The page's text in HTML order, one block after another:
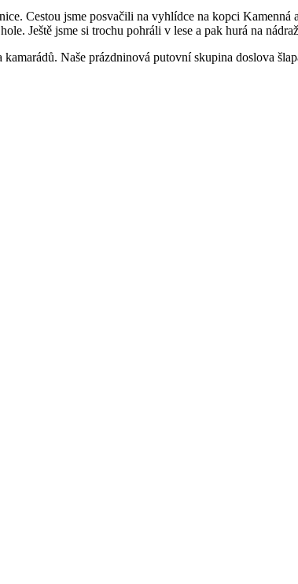
Cestou jsme posvačili na vyhlídce na kopci Kamenná
Ještě jsme si trochu pohráli v lese a pak hurá na
Naše prázdninová putovní skupina doslova